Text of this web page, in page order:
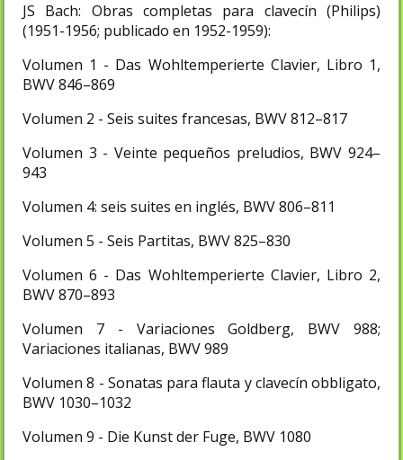
JS Bach: Obras completas para clavecín (Philips)
(1951-1956; publicado en 1952-1959):
Volumen 1 - Das Wohltemperierte Clavier, Libro 1,
BWV 846–869
Volumen 2 - Seis suites francesas, BWV 812–817
Volumen 3 - Veinte pequeños preludios, BWV 924–
943
Volumen 4: seis suites en inglés, BWV 806–811
Volumen 5 - Seis Partitas, BWV 825–830
Volumen 6 - Das Wohltemperierte Clavier, Libro 2,
BWV 870–893
Volumen 7 - Variaciones Goldberg, BWV 988;
Variaciones italianas, BWV 989
Volumen 8 - Sonatas para flauta y clavecín obbligato,
BWV 1030–1032
Volumen 9 - Die Kunst der Fuge, BWV 1080